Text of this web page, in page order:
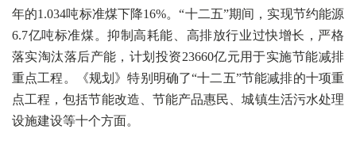
年的1.034吨标准煤下降16%。“十二五”期间，实现节约能源
6.7亿吨标准煤。抑制高耗能、高排放行业过快增长，严格
落实淘汰落后产能，计划投资23660亿元用于实施节能减排
重点工程。《规划》特别明确了“十二五”节能减排的十项重
点工程，包括节能改造、节能产品惠民、城镇生活污水处理
设施建设等十个方面。